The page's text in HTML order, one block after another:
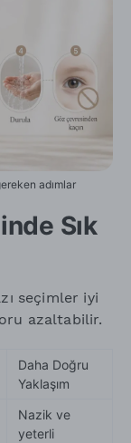
adımlar
Sık
seçimler iyi
azaltabilir.
Daha Doğru
Yaklaşım
Nazik ve
yeterli